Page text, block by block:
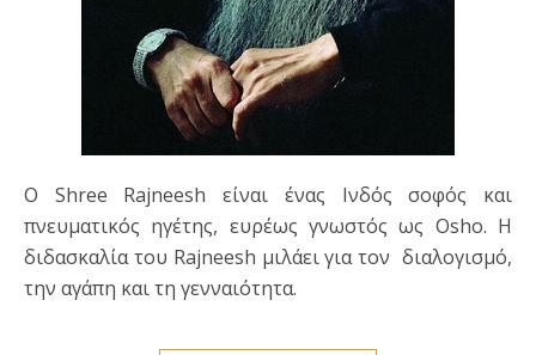
Ο Shree Rajneesh είναι ένας Ινδός σοφός και
πνευματικός ηγέτης, ευρέως γνωστός ως Osho. Η
διδασκαλία του Rajneesh μιλάει για τον διαλογισμό,
την αγάπη και τη γενναιότητα.